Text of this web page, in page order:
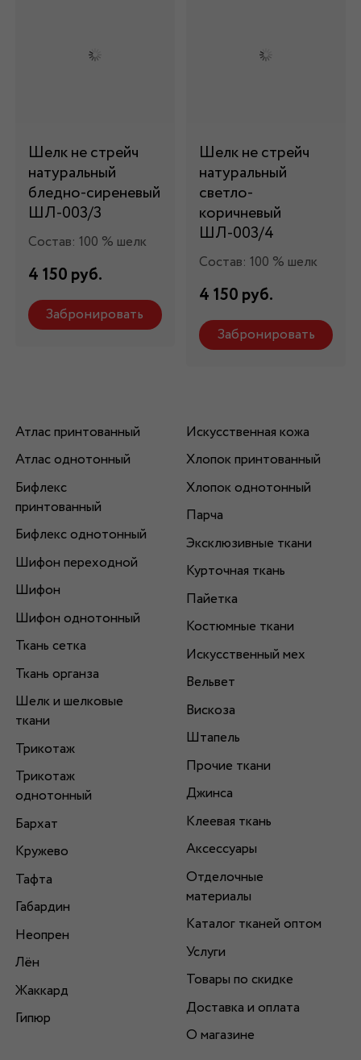
Шелк не стрейч
натуральный
бледно-сиреневый
ШЛ-003/3
Состав: 100 % шелк
4 150 руб.
Забронировать
Шелк не стрейч
натуральный
светло-
коричневый
ШЛ-003/4
Состав: 100 % шелк
4 150 руб.
Забронировать
Атлас принтованный
Атлас однотонный
Бифлекс
принтованный
Бифлекс однотонный
Шифон переходной
Шифон
Шифон однотонный
Ткань сетка
Ткань органза
Шелк и шелковые
ткани
Трикотаж
Трикотаж
однотонный
Бархат
Кружево
Тафта
Габардин
Неопрен
Лён
Жаккард
Гипюр
Искусственная кожа
Хлопок принтованный
Хлопок однотонный
Парча
Эксклюзивные ткани
Курточная ткань
Пайетка
Костюмные ткани
Искусственный мех
Вельвет
Вискоза
Штапель
Прочие ткани
Джинса
Клеевая ткань
Аксессуары
Отделочные
материалы
Каталог тканей оптом
Услуги
Товары по скидке
Доставка и оплата
О магазине